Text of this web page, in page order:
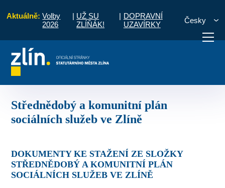
Aktuálně: Volby
2026
| UŽ SU
ZLÍŇÁK!
| DOPRAVNÍ
UZAVÍRKY
Česky
vyřídit Potřebuji zaplatit
Střednědobý a komunitní plán
sociálních služeb ve Zlíně
DOKUMENTY KE STAŽENÍ ZE SLOŽKY
STŘEDNĚDOBÝ A KOMUNITNÍ PLÁN
SOCIÁLNÍCH SLUŽEB VE ZLÍNĚ